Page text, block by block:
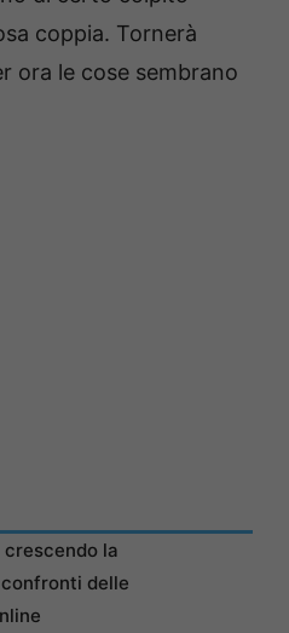
coppia. Tornerà
ora le cose sembrano
la
delle